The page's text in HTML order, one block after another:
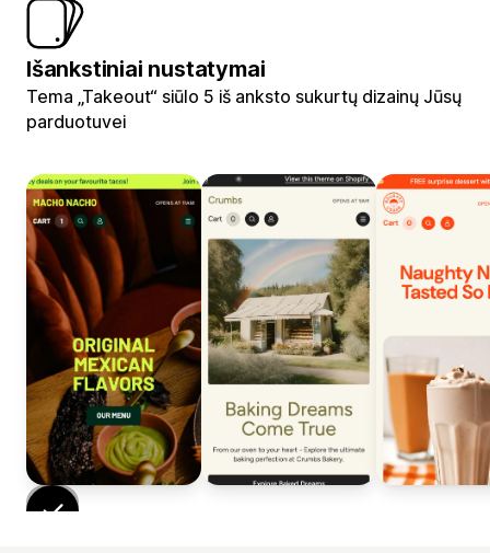
Išankstiniai nustatymai
Tema „Takeout“ siūlo 5 iš anksto sukurtų dizainų Jūsų
parduotuvei